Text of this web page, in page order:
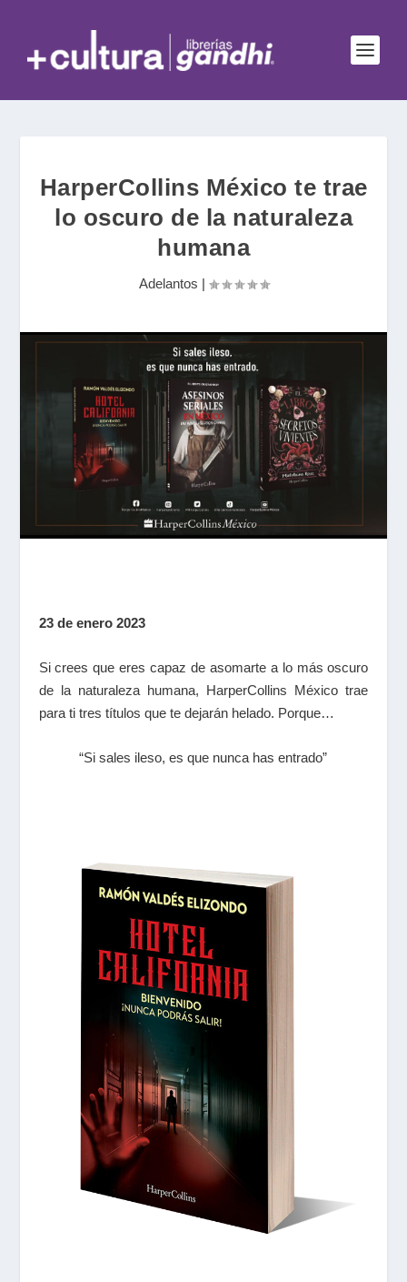
HarperCollins México te trae
lo oscuro de la naturaleza
humana
Adelantos |
23 de enero 2023
Si crees que eres capaz de asomarte a lo más oscuro
de la naturaleza humana, HarperCollins México trae
para ti tres títulos que te dejarán helado. Porque…
“Si sales ileso, es que nunca has entrado”